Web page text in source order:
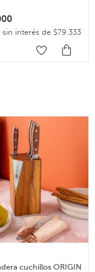
interés de $79.333
cuchillos ORIGIN